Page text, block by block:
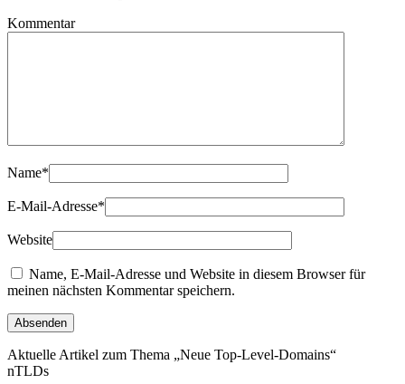
Kommentar
Name*
E-Mail-Adresse*
Website
Name, E-Mail-Adresse und Website in diesem Browser für
meinen nächsten Kommentar speichern.
Aktuelle Artikel zum Thema „Neue Top-Level-Domains“
nTLDs